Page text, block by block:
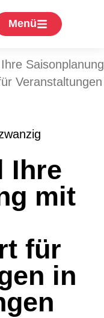
Menü
Saisonplanung
Veranstaltungen
Ihre
mit
für
in